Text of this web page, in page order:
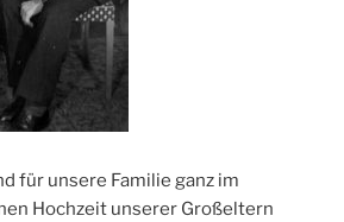
für unsere Familie ganz im
Hochzeit unserer Großeltern